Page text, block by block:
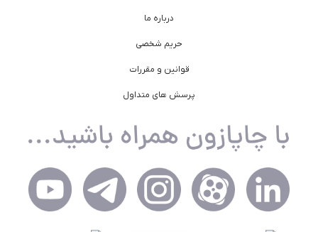
درباره ما
حریم شخصی
قوانین و مقررات
پرسش های متداول